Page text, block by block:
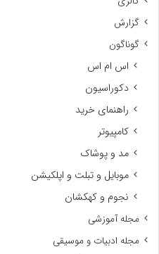
گزارش
گوناگون
اس ام اس
دکوراسیون
راهنمای خرید
کامپیوتر
مد و پوشاک
موبایل و تبلت و اپلکیشن
نجوم و کهکشان
مجله آموزشی
مجله ادبیات و موسیقی